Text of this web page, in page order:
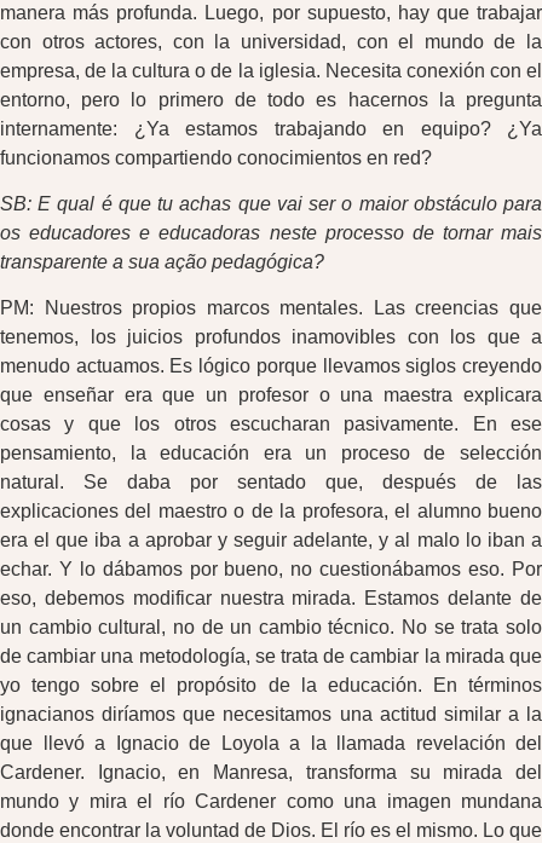
manera más profunda. Luego, por supuesto, hay que trabajar
con otros actores, con la universidad, con el mundo de la
empresa, de la cultura o de la iglesia. Necesita conexión con el
entorno, pero lo primero de todo es hacernos la pregunta
internamente: ¿Ya estamos trabajando en equipo? ¿Ya
funcionamos compartiendo conocimientos en red?
SB: E qual é que tu achas que vai ser o maior obstáculo para
os educadores e educadoras neste processo de tornar mais
transparente a sua ação pedagógica?
PM: Nuestros propios marcos mentales. Las creencias que
tenemos, los juicios profundos inamovibles con los que a
menudo actuamos. Es lógico porque llevamos siglos creyendo
que enseñar era que un profesor o una maestra explicara
cosas y que los otros escucharan pasivamente. En ese
pensamiento, la educación era un proceso de selección
natural. Se daba por sentado que, después de las
explicaciones del maestro o de la profesora, el alumno bueno
era el que iba a aprobar y seguir adelante, y al malo lo iban a
echar. Y lo dábamos por bueno, no cuestionábamos eso. Por
eso, debemos modificar nuestra mirada. Estamos delante de
un cambio cultural, no de un cambio técnico. No se trata solo
de cambiar una metodología, se trata de cambiar la mirada que
yo tengo sobre el propósito de la educación. En términos
ignacianos diríamos que necesitamos una actitud similar a la
que llevó a Ignacio de Loyola a la llamada revelación del
Cardener. Ignacio, en Manresa, transforma su mirada del
mundo y mira el río Cardener como una imagen mundana
donde encontrar la voluntad de Dios. El río es el mismo. Lo que